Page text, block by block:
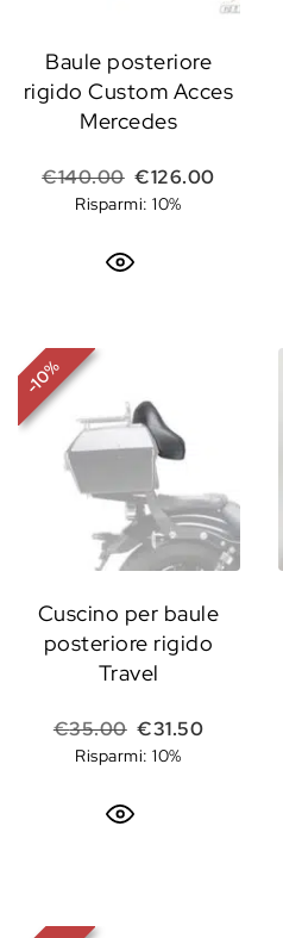
era: €400.00.
attuale è: €360.00.
Baule posteriore
rigido Custom Acces
Mercedes
€140.00 Il prezzo
€126.00Il
Risparmi: 10%
-
10
%
Cuscino per baule
posteriore rigido
Travel
€35.00 Il prezzo
€31.50Il
Risparmi: 10%